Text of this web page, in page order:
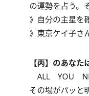
の運勢を占う。
》 自分の主星を
》 東京ケイ子さ
【丙】のあなた
ALL YOU
その場がパッと